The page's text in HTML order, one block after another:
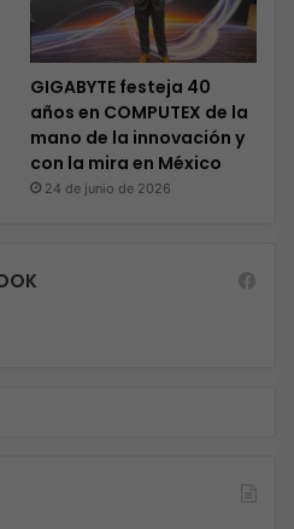
GIGABYTE festeja 40
años en COMPUTEX de la
mano de la innovación y
con la mira en México
24 de junio de 2026